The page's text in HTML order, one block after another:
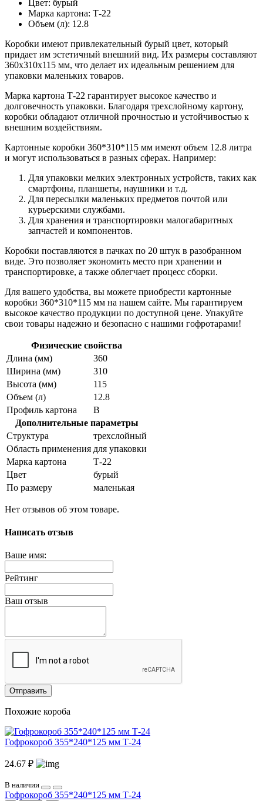
Цвет: бурый
Марка картона: Т-22
Объем (л): 12.8
Коробки имеют привлекательный бурый цвет, который
придает им эстетичный внешний вид. Их размеры составляют
360x310x115 мм, что делает их идеальным решением для
упаковки маленьких товаров.
Марка картона Т-22 гарантирует высокое качество и
долговечность упаковки. Благодаря трехслойному картону,
коробки обладают отличной прочностью и устойчивостью к
внешним воздействиям.
Картонные коробки 360*310*115 мм имеют объем 12.8 литра
и могут использоваться в разных сферах. Например:
Для упаковки мелких электронных устройств, таких как
смартфоны, планшеты, наушники и т.д.
Для пересылки маленьких предметов почтой или
курьерскими службами.
Для хранения и транспортировки малогабаритных
запчастей и компонентов.
Коробки поставляются в пачках по 20 штук в разобранном
виде. Это позволяет экономить место при хранении и
транспортировке, а также облегчает процесс сборки.
Для вашего удобства, вы можете приобрести картонные
коробки 360*310*115 мм на нашем сайте. Мы гарантируем
высокое качество продукции по доступной цене. Упакуйте
свои товары надежно и безопасно с нашими гофротарами!
Физические свойства
Длина (мм)
360
Ширина (мм)
310
Высота (мм)
115
Объем (л)
12.8
Профиль картона
В
Дополнительные параметры
Структура
трехслойный
Область применения для упаковки
Марка картона
Т-22
Цвет
бурый
По размеру
маленькая
Нет отзывов об этом товаре.
Написать отзыв
Ваше имя:
Рейтинг
Ваш отзыв
Отправить
Похожие короба
Гофрокороб 355*240*125 мм Т-24
24.67 ₽
В наличии
Гофрокороб 355*240*125 мм Т-24